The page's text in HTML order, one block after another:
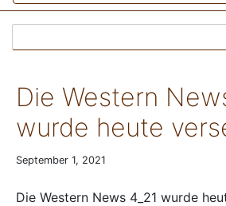
nach:
Die Western
wurde heute
September 1, 2021
Die Western News 4_21 wurde